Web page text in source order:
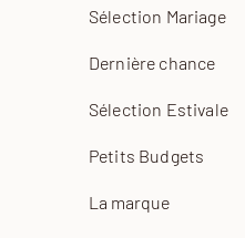
Sélection Mariage
Dernière chance
Sélection Estivale
Petits Budgets
La marque